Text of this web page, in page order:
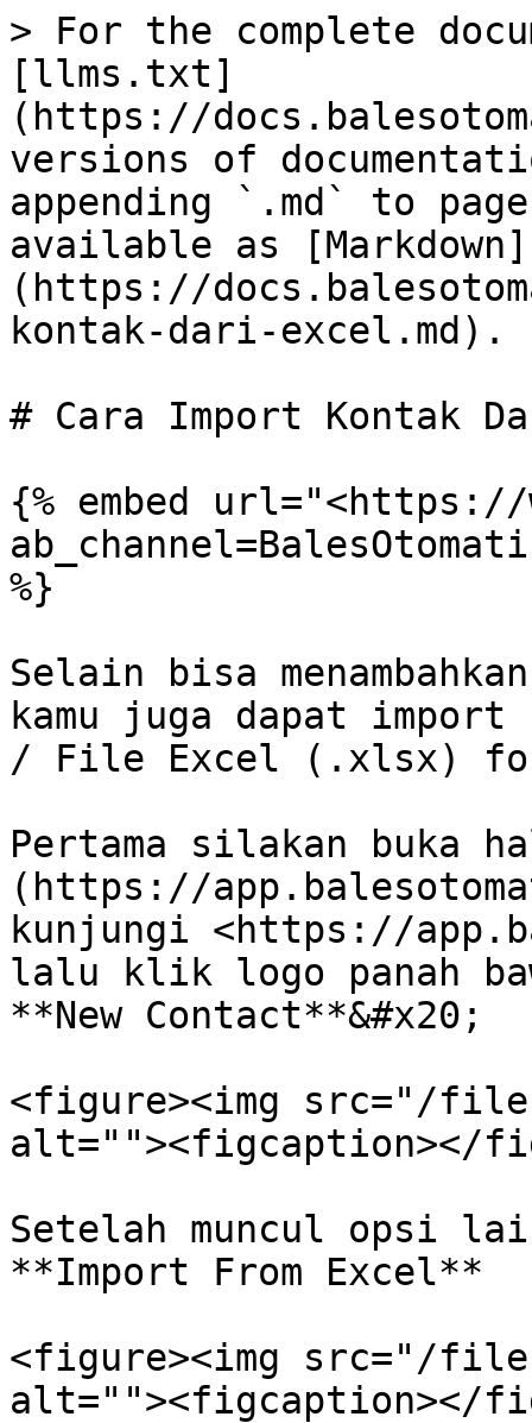
> For the complete
[llms.txt]
(https://
versions of
appending `.md` to
available as [Markdown]
(https://
kontak-dari-excel.md).
# Cara Import Kontak
{% embed url="<https://
%}
Selain bisa
kamu juga dapat import
/ File Excel (.xlsx)
Pertama silakan buka
(https://
kunjungi <https://
lalu klik logo panah
**New Contact**&#x20;
<figure><img src="/files/
alt=""><figcaption></
Setelah muncul opsi
**Import From Excel**
<figure><img src="/
alt=""><figcaption></